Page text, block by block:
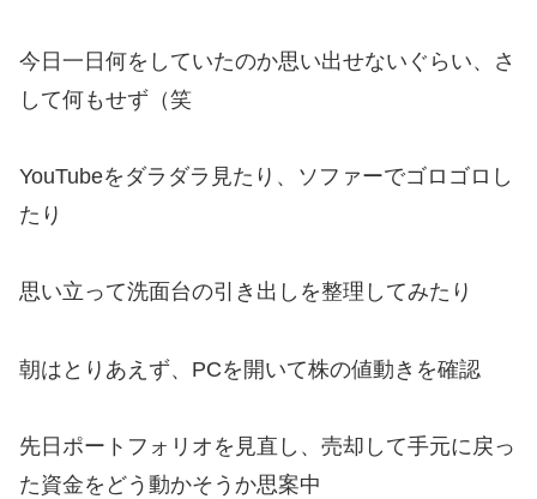
今日一日何をしていたのか思い出せないぐらい、さ
して何もせず（笑
YouTubeをダラダラ見たり、ソファーでゴロゴロし
たり
思い立って洗面台の引き出しを整理してみたり
朝はとりあえず、PCを開いて株の値動きを確認
先日ポートフォリオを見直し、売却して手元に戻っ
た資金をどう動かそうか思案中